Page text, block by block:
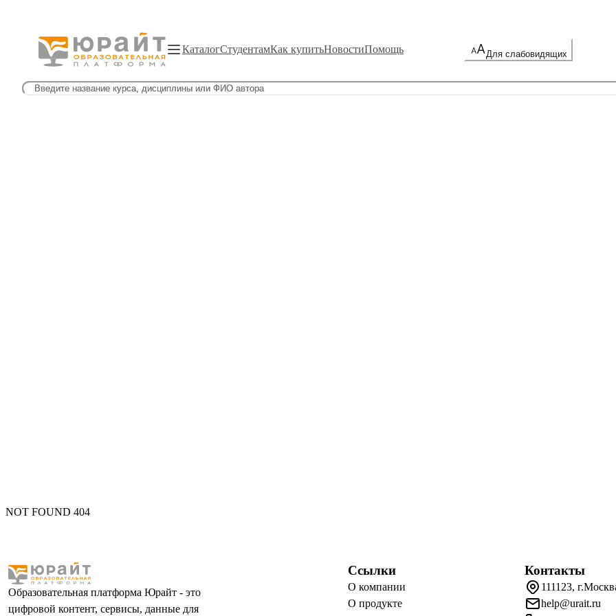
КаталогСтудентамКак купитьНовостиПомощь Для слабовидящих
NOT FOUND 404
Образовательная платформа Юрайт - это
цифровой контент, сервисы, данные для
Ссылки
О компании
О продукте
Контакты
111123,
help@urait.ru